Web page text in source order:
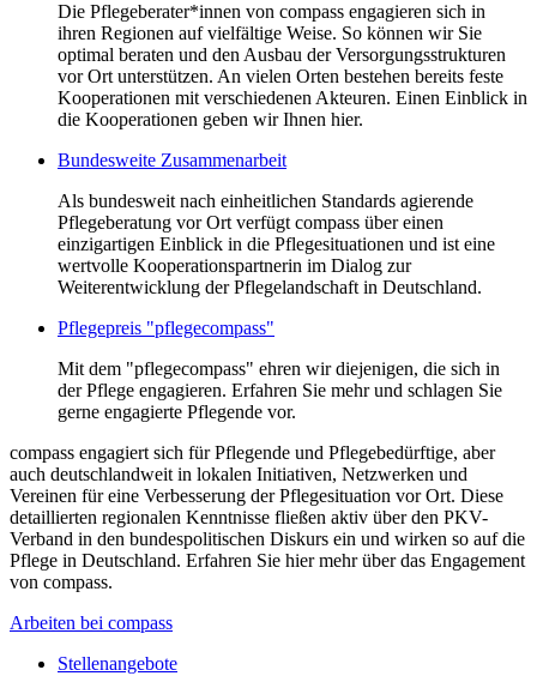
Die Pflegeberater*innen von compass engagieren sich in
ihren Regionen auf vielfältige Weise. So können wir Sie
optimal beraten und den Ausbau der Versorgungsstrukturen
vor Ort unterstützen. An vielen Orten bestehen bereits feste
Kooperationen mit verschiedenen Akteuren. Einen Einblick in
die Kooperationen geben wir Ihnen hier.
Bundesweite Zusammenarbeit
Als bundesweit nach einheitlichen Standards agierende
Pflegeberatung vor Ort verfügt compass über einen
einzigartigen Einblick in die Pflegesituationen und ist eine
wertvolle Kooperationspartnerin im Dialog zur
Weiterentwicklung der Pflegelandschaft in Deutschland.
Pflegepreis "pflegecompass"
Mit dem "pflegecompass" ehren wir diejenigen, die sich in
der Pflege engagieren. Erfahren Sie mehr und schlagen Sie
gerne engagierte Pflegende vor.
compass engagiert sich für Pflegende und Pflegebedürftige, aber
auch deutschlandweit in lokalen Initiativen, Netzwerken und
Vereinen für eine Verbesserung der Pflegesituation vor Ort. Diese
detaillierten regionalen Kenntnisse fließen aktiv über den PKV-
Verband in den bundespolitischen Diskurs ein und wirken so auf die
Pflege in Deutschland. Erfahren Sie hier mehr über das Engagement
von compass.
Arbeiten bei compass
Stellenangebote